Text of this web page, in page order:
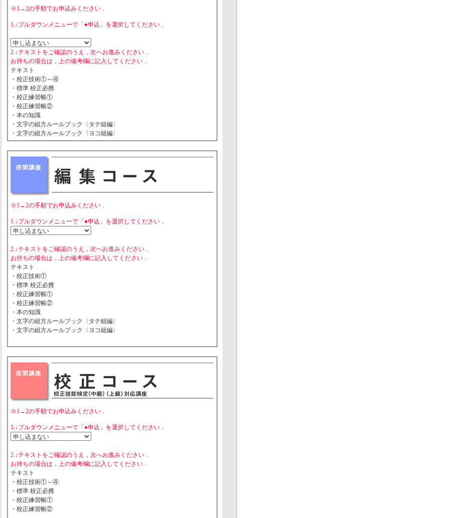
※1→2の手順でお申込みください．
1.↓プルダウンメニューで「●申込」を選択してください．
2.↓テキストをご確認のうえ，次へお進みください．
お持ちの場合は，上の備考欄に記入してください．
テキスト
・校正技術①～④
・標準 校正必携
・校正練習帳①
・校正練習帳②
・本の知識
・文字の組方ルールブック〈タテ組編〉
・文字の組方ルールブック〈ヨコ組編〉
※1→2の手順でお申込みください．
1.↓プルダウンメニューで「●申込」を選択してください．
2.↓テキストをご確認のうえ，次へお進みください．
お持ちの場合は，上の備考欄に記入してください．
テキスト
・校正技術①
・標準 校正必携
・校正練習帳①
・校正練習帳②
・本の知識
・文字の組方ルールブック〈タテ組編〉
・文字の組方ルールブック〈ヨコ組編〉
※1→2の手順でお申込みください．
1.↓プルダウンメニューで「●申込」を選択してください．
2.↓テキストをご確認のうえ，次へお進みください．
お持ちの場合は，上の備考欄に記入してください．
テキスト
・校正技術①～④
・標準 校正必携
・校正練習帳①
・校正練習帳②